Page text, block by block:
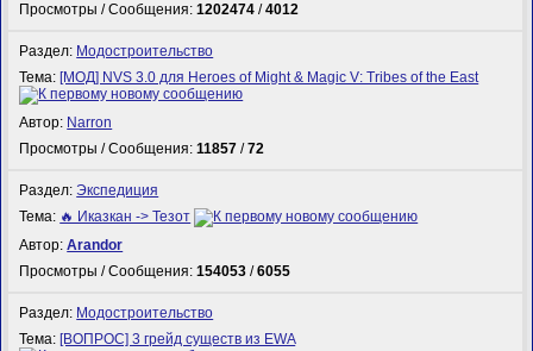
Просмотры / Сообщения:1202474 /4012
Раздел: Модостроительство
Тема: [МОД] NVS 3.0 для Heroes of Might & Magic V: Tribes of the East
Автор: Narron
Просмотры / Сообщения:11857 /72
Раздел:Экспедиция
Тема: 🔥 Иказкан -> Тезот
Автор:Arandor
Просмотры / Сообщения:154053 /6055
Раздел: Модостроительство
Тема: [ВОПРОС] 3 грейд существ из EWA